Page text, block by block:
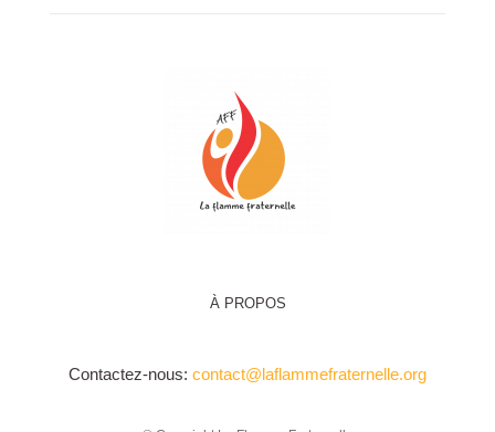
À PROPOS
Contactez-nous: contact@laflammefraternelle.org